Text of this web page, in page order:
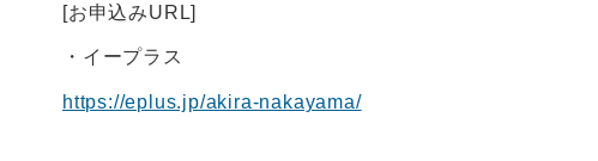
[お申込みURL]
・イープラス
https://eplus.jp/akira-nakayama/